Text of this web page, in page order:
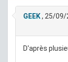
GEEK, 25/09/
D'après